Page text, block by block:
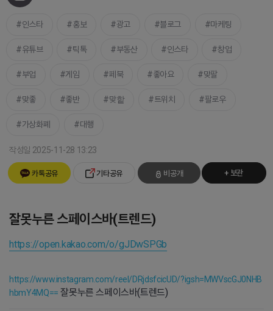
인스타 홍보 광고 블로그 마케팅
유튜브 틱톡 부동산 인스타 창업
부업 게임 페북 좋아요 맞팔
맞좋 좋반 맞핱 트위치 팔로우
가상화폐 대행
작성일 2025-11-28 13:23
카톡공유 기타공유 비공개 + 보관
잘못누른 스페이스바(트렌드)
https://open.kakao.com/o/gJDwSPGb
https://www.instagram.com/reel/DRjdsfcicUD/?igsh=MWVscGJ0NHB
hbmY4MQ== 잘못누른 스페이스바(트렌드)